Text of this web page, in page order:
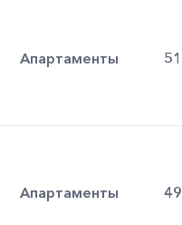
Апартаменты
Апартаменты